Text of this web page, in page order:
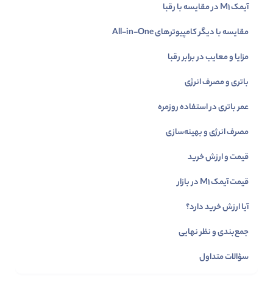
آیمک M1 در مقایسه با رقبا
مقایسه با دیگر کامپیوترهای All-in-One
مزایا و معایب در برابر رقبا
باتری و مصرف انرژی
عمر باتری در استفاده روزمره
مصرف انرژی و بهینه‌سازی
قیمت و ارزش خرید
قیمت آیمک M1 در بازار
آیا ارزش خرید دارد؟
جمع‌بندی و نظر نهایی
سؤالات متداول